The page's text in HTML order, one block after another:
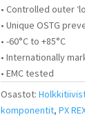
• Controlled outer
• Unique OSTG
• -60°C to +85°C
• Internationally
• EMC tested
Osastot:
komponentit,PX